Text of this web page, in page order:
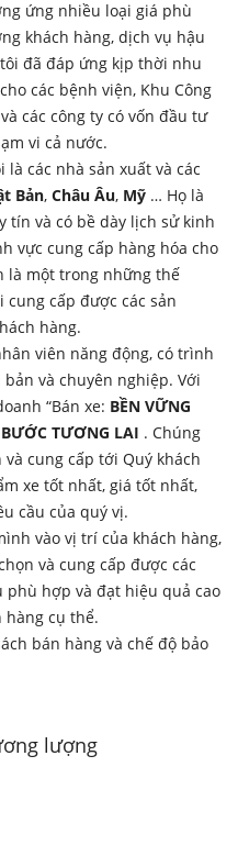
ứng nhiều loại giá phù
khách hàng, dịch vụ hậu
đã đáp ứng kịp thời nhu
cho các bệnh viện, Khu Công
các công ty có vốn đầu tư
vi cả nước.
các nhà sản xuất và các
Bản, Châu Âu, Mỹ … Họ là
tín và có bề dày lịch sử kinh
vực cung cấp hàng hóa cho
là một trong những thế
cấp được các sản
hàng.
viên năng động, có trình
và chuyên nghiệp. Với
“Bán xe: BỀN VỮNG
TƯƠNG LAI . Chúng
cung cấp tới Quý khách
xe tốt nhất, giá tốt nhất,
cầu của quý vị.
vào vị trí của khách hàng,
và cung cấp được các
phù hợp và đạt hiệu quả cao
hàng cụ thể.
bán hàng và chế độ bảo
lượng